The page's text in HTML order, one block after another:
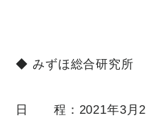
◆ みずほ総合研究所
日 程：2021年3月